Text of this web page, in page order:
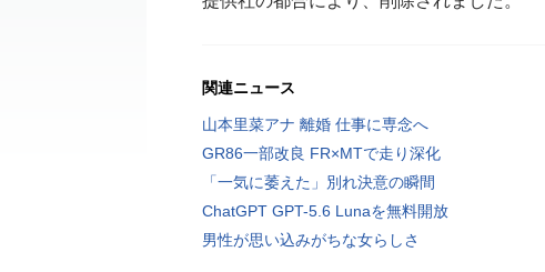
関連ニュース
山本里菜アナ 離婚 仕事に専念へ
GR86一部改良 FR×MTで走り深化
「一気に萎えた」別れ決意の瞬間
ChatGPT GPT-5.6 Lunaを無料開放
男性が思い込みがちな女らしさ